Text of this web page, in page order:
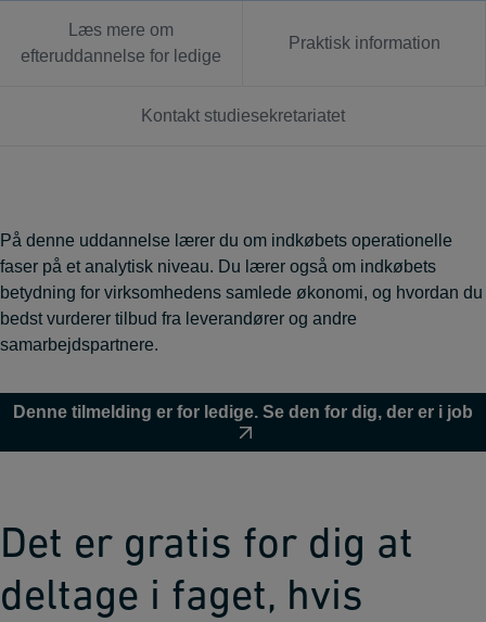
betaler for forplejning, ellers skal du selv betale.
Læs mere om
efteruddannelse for ledige
Praktisk information
Kontakt studiesekretariatet
På denne uddannelse lærer du om indkøbets operationelle
faser på et analytisk niveau. Du lærer også om indkøbets
betydning for virksomhedens samlede økonomi, og hvordan du
bedst vurderer tilbud fra leverandører og andre
samarbejdspartnere.
Denne tilmelding er for ledige. Se den for dig, der er i job
Det er gratis for dig at
deltage i faget, hvis